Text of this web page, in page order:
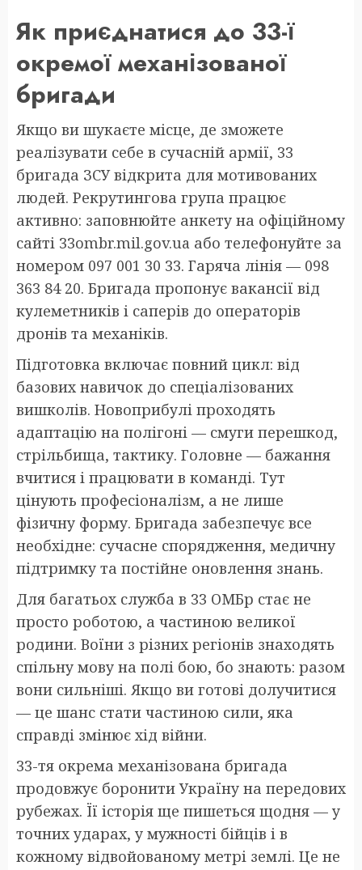
Як приєднатися до 33-ї
окремої механізованої
бригади
Якщо ви шукаєте місце, де зможете
реалізувати себе в сучасній армії, 33
бригада ЗСУ відкрита для мотивованих
людей. Рекрутингова група працює
активно: заповнюйте анкету на офіційному
сайті 33ombr.mil.gov.ua або телефонуйте за
номером 097 001 30 33. Гаряча лінія — 098
363 84 20. Бригада пропонує вакансії від
кулеметників і саперів до операторів
дронів та механіків.
Підготовка включає повний цикл: від
базових навичок до спеціалізованих
вишколів. Новоприбулі проходять
адаптацію на полігоні — смуги перешкод,
стрільбища, тактику. Головне — бажання
вчитися і працювати в команді. Тут
цінують професіоналізм, а не лише
фізичну форму. Бригада забезпечує все
необхідне: сучасне спорядження, медичну
підтримку та постійне оновлення знань.
Для багатьох служба в 33 ОМБр стає не
просто роботою, а частиною великої
родини. Воїни з різних регіонів знаходять
спільну мову на полі бою, бо знають: разом
вони сильніші. Якщо ви готові долучитися
— це шанс стати частиною сили, яка
справді змінює хід війни.
33-тя окрема механізована бригада
продовжує боронити Україну на передових
рубежах. Її історія ще пишеться щодня — у
точних ударах, у мужності бійців і в
кожному відвойованому метрі землі. Це не